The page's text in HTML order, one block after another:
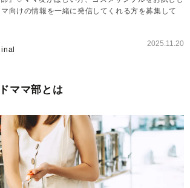
向けの情報を一緒に発信してくれる方を募集して
2025.11.20
ママ部とは